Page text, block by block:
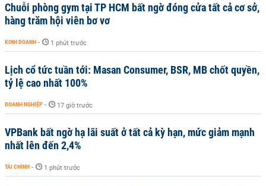
Chuỗi phòng gym tại TP HCM bất ngờ đóng cửa tất cả cơ sở,
hàng trăm hội viên bơ vơ
KINH DOANH - 1 phút trước
Lịch cổ tức tuần tới: Masan Consumer, BSR, MB chốt quyền,
tỷ lệ cao nhất 100%
DOANH NGHIỆP - 17 giờ trước
VPBank bất ngờ hạ lãi suất ở tất cả kỳ hạn, mức giảm mạnh
nhất lên đến 2,4%
TÀI CHÍNH - 1 phút trước